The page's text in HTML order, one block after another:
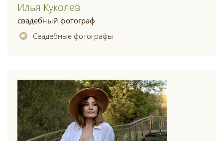
Илья Куколев
свадебный фотограф
Свадебные фотографы